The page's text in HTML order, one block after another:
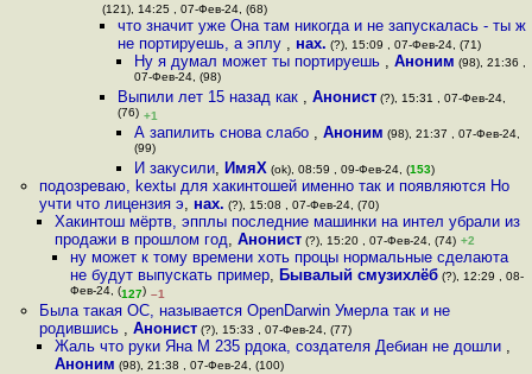
(121), 14:25 , 07-Фев-24, (68)
что значит уже Она там никогда и не запускалась - ты ж
не портируешь, а эплу , нах. (?), 15:09 , 07-Фев-24, (71)
Ну я думал может ты портируешь , Аноним (98), 21:36 ,
07-Фев-24, (98)
Выпили лет 15 назад как ,Анонист (?), 15:31 , 07-Фев-24,
(76) +1
А запилить снова слабо , Аноним (98), 21:37 , 07-Фев-24,
(99)
И закусили, ИмяХ (ok), 08:59 , 09-Фев-24, (153)
подозреваю, kextы для хакинтошей именно так и появляются Но
учти что лицензия э, нах. (?), 15:08 , 07-Фев-24, (70)
Хакинтош мёртв, эпплы последние машинки на интел убрали из
продажи в прошлом год, Анонист(?), 15:20 , 07-Фев-24, (74) +2
ну может к тому времени хоть процы нормальные сделаюта
не будут выпускать пример, Бывалый смузихлёб (?), 12:29 , 08-
Фев-24, (127) –1
Была такая ОС, называется OpenDarwin Умерла так и не
родившись , Анонист(?), 15:33 , 07-Фев-24, (77)
Жаль что руки Яна М 235 рдока, создателя Дебиан не дошли ,
Аноним (98), 21:38 , 07-Фев-24, (100)